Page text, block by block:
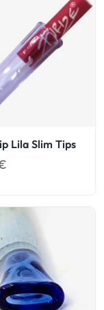
Kundenbew
ertungen
Lila Slim Tips